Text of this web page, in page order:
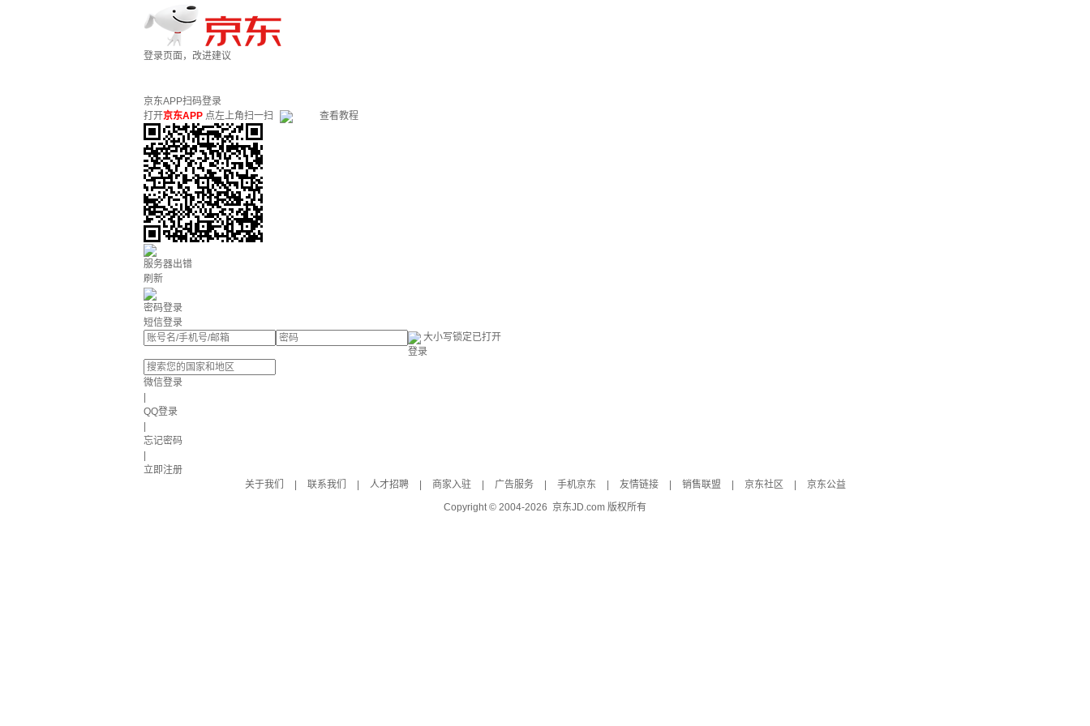
登录页面，改进建议
京东APP扫码登录
打开京东APP 点左上角扫一扫 查看教程
服务器出错
刷新
密码登录
短信登录
大小写锁定已打开
登录
微信登录
QQ登录
忘记密码
立即注册
关于我们
联系我们 人才招聘 商家入驻 广告服务 手机京东 友情链接 销售联盟 京东社区
京东公益
Copyright © 2004-2026 京东JD.com 版权所有